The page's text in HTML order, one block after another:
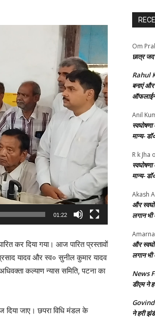
01:22
कर दिया गया। आज पारित प्रस्तावों
यादव और स्व० सुनील कुमार यादव
कल्याण न्यास समिति, पटना का
दिया जाए। छपरा विधि मंडल के
Om
छात्र
Rahul
बनाएं
ऑफलाईन
Anil
मान्य-
R k Jha
मान्य-
Akash
और
लगान भी
और
लगान भी
News
डीएम ने
Govind
ने हरी